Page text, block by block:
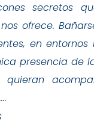
secretos
ofrece.
en
presencia de
quieran